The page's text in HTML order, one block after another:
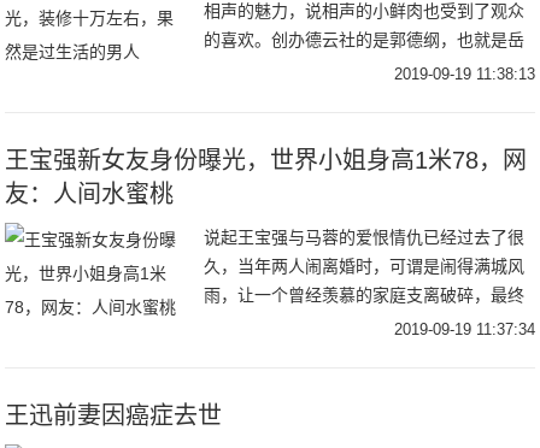
相声的魅力，说相声的小鲜肉也受到了观众
的喜欢。创办德云社的是郭德纲，也就是岳
云鹏的师父。岳云鹏在师父的提携下，名声
2019-09-19 11:38:13
王宝强新女友身份曝光，世界小姐身高1米78，网
友：人间水蜜桃
说起王宝强与马蓉的爱恨情仇已经过去了很
久，当年两人闹离婚时，可谓是闹得满城风
雨，让一个曾经羡慕的家庭支离破碎，最终
经纪人宋喆入狱，而马蓉也得到自己想要的
2019-09-19 11:37:34
王迅前妻因癌症去世